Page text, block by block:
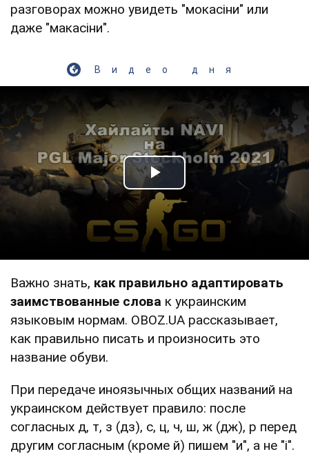
разговорах можно увидеть "мокасіни" или
даже "макасіни".
Видео дня
Play Video
Важно знать, как правильно адаптировать
заимствованные слова к украинским
языковым нормам. OBOZ.UA рассказывает,
как правильно писать и произносить это
название обуви.
При передаче иноязычных общих названий на
украинском действует правило: после
согласных д, т, з (дз), с, ц, ч, ш, ж (дж), р перед
другим согласным (кроме й) пишем "и", а не "і".